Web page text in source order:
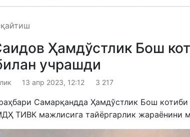
Ҳамдўстлик Бош
учрашди
13 апр 2023, 12:12 3 217
Самарқандда Ҳамдўстлик Бош котиби
ТИВК мажлисига тайёргарлик жараёнини